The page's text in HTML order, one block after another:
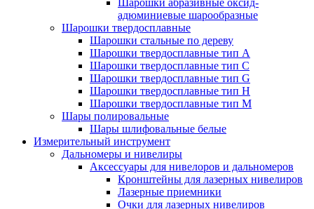
Шарошки абразивные оксид-
адюминиевые шарообразные
Шарошки твердосплавные
Шарошки стальные по дереву
Шарошки твердосплавные тип A
Шарошки твердосплавные тип C
Шарошки твердосплавные тип G
Шарошки твердосплавные тип H
Шарошки твердосплавные тип M
Шары полировальные
Шары шлифовальные белые
Измерительный инструмент
Дальномеры и нивелиры
Аксессуары для нивелоров и дальномеров
Кронштейны для лазерных нивелиров
Лазерные приемники
Очки для лазерных нивелиров